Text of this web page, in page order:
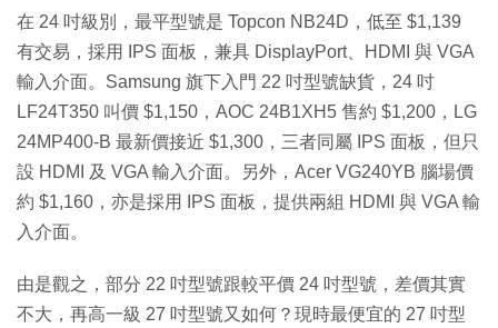
在 24 吋級別，最平型號是 Topcon NB24D，低至 $1,139
有交易，採用 IPS 面板，兼具 DisplayPort、HDMI 與 VGA
輸入介面。Samsung 旗下入門 22 吋型號缺貨，24 吋
LF24T350 叫價 $1,150，AOC 24B1XH5 售約 $1,200，LG
24MP400-B 最新價接近 $1,300，三者同屬 IPS 面板，但只
設 HDMI 及 VGA 輸入介面。另外，Acer VG240YB 腦場價
約 $1,160，亦是採用 IPS 面板，提供兩組 HDMI 與 VGA 輸
入介面。
由是觀之，部分 22 吋型號跟較平價 24 吋型號，差價其實
不大，再高一級 27 吋型號又如何？現時最便宜的 27 吋型